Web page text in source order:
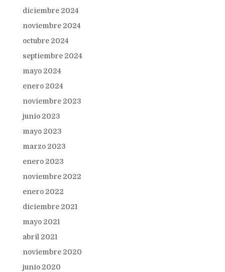
diciembre 2024
noviembre 2024
octubre 2024
septiembre 2024
mayo 2024
enero 2024
noviembre 2023
junio 2023
mayo 2023
marzo 2023
enero 2023
noviembre 2022
enero 2022
diciembre 2021
mayo 2021
abril 2021
noviembre 2020
junio 2020